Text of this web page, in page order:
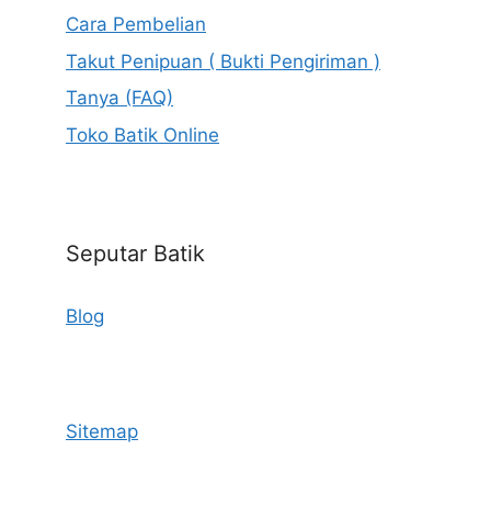
Cara Pembelian
Takut Penipuan ( Bukti Pengiriman )
Tanya (FAQ)
Toko Batik Online
Seputar Batik
Blog
Sitemap